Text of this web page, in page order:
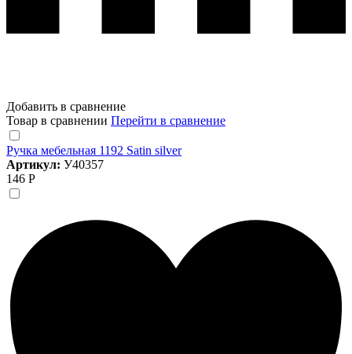
Добавить в сравнение
Товар в сравнении Перейти в сравнение
Ручка мебельная 1192 Satin silver
Артикул: У40357
146 Р